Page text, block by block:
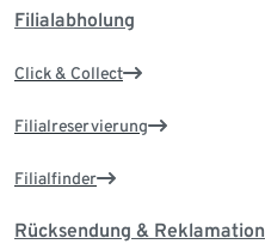
Filialabholung
Click & Collect
Filialreservierung
Filialfinder
Rücksendung & Reklamation